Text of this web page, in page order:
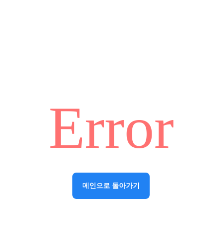
Error
메인으로 돌아가기